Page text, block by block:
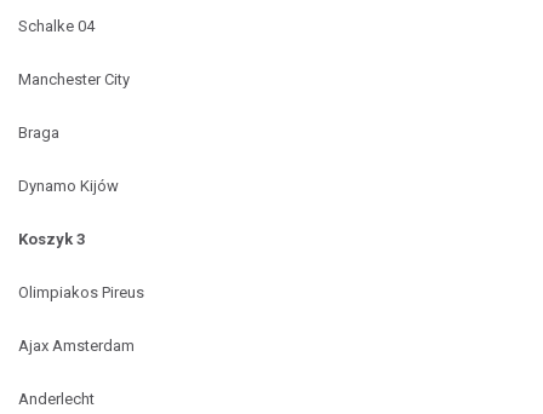
Schalke 04
Manchester City
Braga
Dynamo Kijów
Koszyk 3
Olimpiakos Pireus
Ajax Amsterdam
Anderlecht